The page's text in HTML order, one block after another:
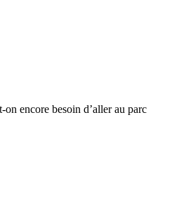
encore besoin d’aller au parc